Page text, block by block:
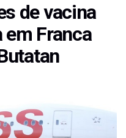
de vacina
em Franca